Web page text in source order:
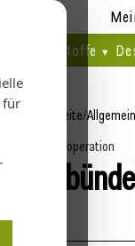
für
+ Werkstoffe
Startseite/Allgemein
Kooperation